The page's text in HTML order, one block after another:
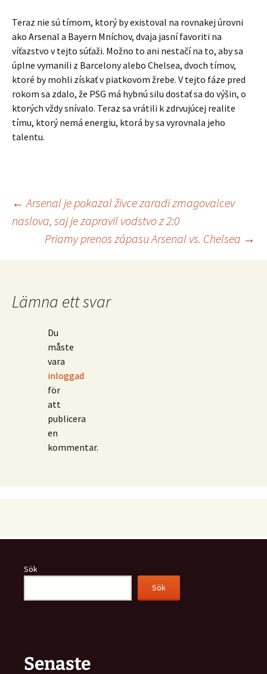
Teraz nie sú tímom, ktorý by existoval na rovnakej úrovni
ako Arsenal a Bayern Mníchov, dvaja jasní favoriti na
víťazstvo v tejto súťaži. Možno to ani nestačí na to, aby sa
úplne vymanili z Barcelony alebo Chelsea, dvoch tímov,
ktoré by mohli získať v piatkovom žrebe. V tejto fáze pred
rokom sa zdalo, že PSG má hybnú silu dostať sa do výšin, o
ktorých vždy snívalo. Teraz sa vrátili k zdrvujúcej realite
tímu, ktorý nemá energiu, ktorá by sa vyrovnala jeho
talentu.
Inläggsnavigering
← Arsenal je pokazal živce zaradi zmagovalcev
naslova, saj je zapravil vodstvo z 2:0
Priamy prenos zápasu Arsenal vs. Chelsea →
Lämna ett svar
Du
måste
vara
inloggad
för
att
publicera
en
kommentar.
Sök
Sök
Senaste